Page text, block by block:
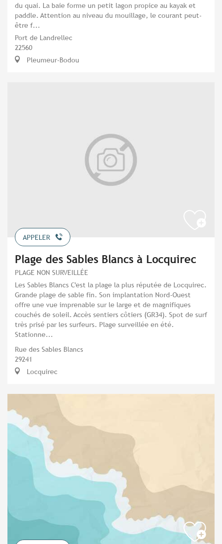
du quai. La baie forme un petit lagon propice au kayak et
paddle. Attention au niveau du mouillage, le courant peut-
être f...
Port de Landrellec
22560
Pleumeur-Bodou
APPELER
Plage des Sables Blancs à Locquirec
PLAGE NON SURVEILLÉE
Les Sables Blancs C'est la plage la plus réputée de Locquirec.
Grande plage de sable fin. Son implantation Nord-Ouest
offre une vue imprenable sur le large et de magnifiques
couchés de soleil. Accès sentiers côtiers (GR34). Spot de surf
très prisé par les surfeurs. Plage surveillée en été.
Stationne...
Rue des Sables Blancs
29241
Locquirec